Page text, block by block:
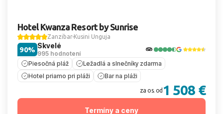
Hotel Kwanza Resort by Sunrise
Zanzibar Kusini Unguja
Skvelé
995 hodnotení
90%
Piesočná pláž
Ležadlá a slnečníky zdarma
Hotel priamo pri pláži
Bar na pláži
za os. od 1 508 €
Termíny a ceny